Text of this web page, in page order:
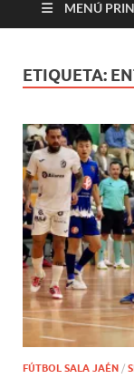
MENÚ
ETIQUETA:
FÚTBOL SALA JAÉN /